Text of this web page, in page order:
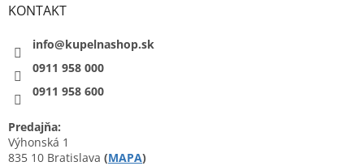
KONTAKT
info@kupelnashop.sk
0911 958 000
0911 958 600
Predajňa:
Výhonská 1
835 10 Bratislava (MAPA)